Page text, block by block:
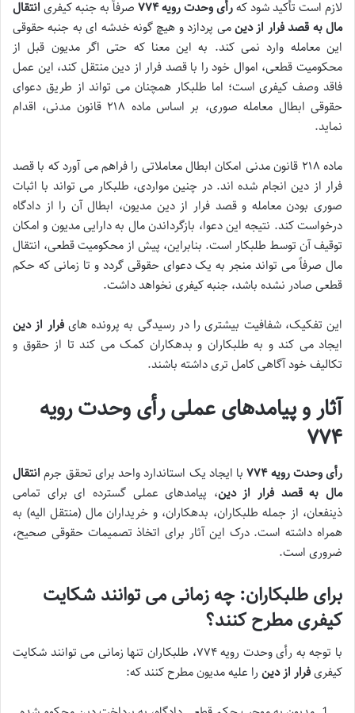
لازم است تأکید شود کهرأی وحدت رویه ۷۷۴ صرفاً بهجنبه کیفری انتقال
مال به قصد فرار از دینمی پردازد و هیچ گونه خدشه ای به جنبه حقوقی
این معامله وارد نمی کند. به این معنا که حتی اگر مدیون قبل از
محکومیت قطعی، اموال خود را با قصد فرار از دین منتقل کند، این عمل
فاقد وصف کیفری است؛ اما طلبکار همچنان می تواند از طریق دعوای
حقوقی ابطال معامله صوری، بر اساسماده ۲۱۸ قانون مدنی
، اقدام
نماید.
ماده ۲۱۸ قانون مدنی امکان ابطال معاملاتی را فراهم می آورد که با قصد
فرار از دین انجام شده اند. در چنین مواردی، طلبکار می تواند با اثبات
صوری بودن معامله و قصد فرار از دین مدیون، ابطال آن را از دادگاه
درخواست کند. نتیجه این دعوا، بازگرداندن مال به دارایی مدیون و امکان
توقیف آن توسط طلبکار است. بنابراین، پیش از محکومیت قطعی، انتقال
مال صرفاً می تواند منجر به یک دعوای حقوقی گردد و تا زمانی که حکم
قطعی صادر نشده باشد، جنبه کیفری نخواهد داشت.
این تفکیک، شفافیت بیشتری را در رسیدگی به پرونده هایفرار از دین
ایجاد می کند و به طلبکاران و بدهکاران کمک می کند تا از حقوق و
تکالیف خود آگاهی کامل تری داشته باشند.
آثار و پیامدهای عملیرأی وحدت رویه
۷۷۴
رأی وحدت رویه ۷۷۴ با ایجاد یک استاندارد واحد برای تحقق جرم انتقال
مال به قصد فرار از دین، پیامدهای عملی گسترده ای برای تمامی
ذینفعان، از جمله طلبکاران، بدهکاران، و خریداران مال (منتقل الیه) به
همراه داشته است. درک این آثار برای اتخاذ تصمیمات حقوقی صحیح،
ضروری است.
برای طلبکاران: چه زمانی می توانند شکایت
کیفری مطرح کنند؟
با توجه به رأی وحدت رویه ۷۷۴ ، طلبکاران تنها زمانی می توانند شکایت
کیفریفرار از دین را علیه مدیون مطرح کنند که: